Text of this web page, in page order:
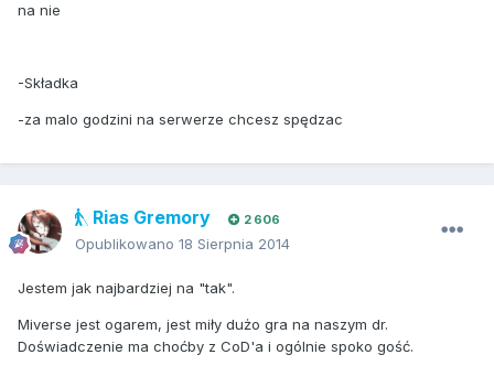
na nie
-Składka
-za malo godzini na serwerze chcesz spędzac
Rias Gremory 2 606
Opublikowano 18 Sierpnia 2014
Jestem jak najbardziej na "tak".
Miverse jest ogarem, jest miły dużo gra na naszym dr.
Doświadczenie ma choćby z CoD'a i ogólnie spoko gość.